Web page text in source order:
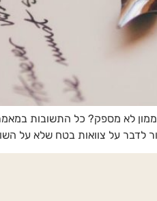
לא מספק? כל התשובות
על צוואות בטח שלא על